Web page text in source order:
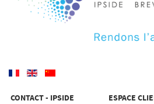
CONTACT - IPSIDE ESPACE